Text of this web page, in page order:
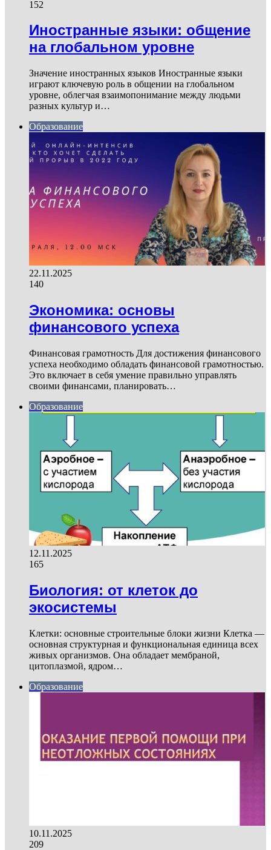
152
Иностранные языки: общение
на глобальном уровне
Значение иностранных языков Иностранные языки
играют ключевую роль в общении на глобальном
уровне, облегчая взаимопонимание между людьми
разных культур и…
Образование
22.11.2025
140
Экономика: основы
финансового успеха
Финансовая грамотность Для достижения финансового
успеха необходимо обладать финансовой грамотностью.
Это включает в себя умение правильно управлять
своими финансами, планировать…
Образование
12.11.2025
165
Биология: от клеток до
экосистемы
Клетки: основные строительные блоки жизни Клетка —
основная структурная и функциональная единица всех
живых организмов. Она обладает мембраной,
цитоплазмой, ядром…
Образование
10.11.2025
209